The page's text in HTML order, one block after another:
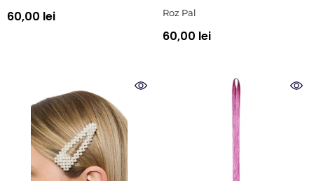
60,00 lei
Roz Pal
60,00 lei